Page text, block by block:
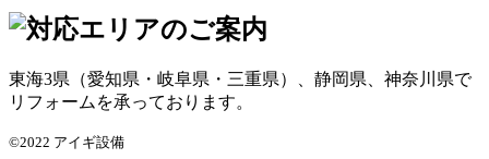
東海3県（愛知県・岐阜県・三重県）、静岡県、神奈川県で
リフォームを承っております。
©2022 アイギ設備